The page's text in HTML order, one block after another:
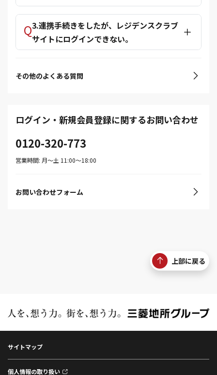
3.連携手続きをしたが、レジデンスクラブ
サイトにログインできない。
その他のよくある質問
ログイン・新規会員登録に関するお問い合わせ
0120-320-773
営業時間: 月〜土 11:00〜18:00
お問い合わせフォーム
上部に戻る
サイトマップ
個人情報の取り扱い